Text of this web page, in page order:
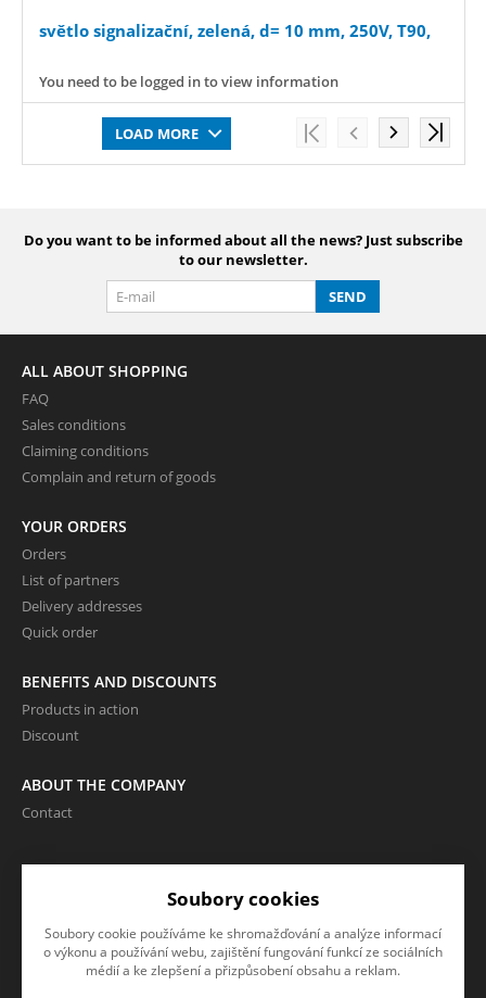
světlo signalizační, zelená, d= 10 mm, 250V, T90,
You need to be logged in to view information
LOAD MORE
Do you want to be informed about all the news? Just subscribe
to our newsletter.
SEND
ALL ABOUT SHOPPING
FAQ
Sales conditions
Claiming conditions
Complain and return of goods
YOUR ORDERS
Orders
List of partners
Delivery addresses
Quick order
BENEFITS AND DISCOUNTS
Products in action
Discount
ABOUT THE COMPANY
Contact
CZK (Kč)
Soubory cookies
Soubory cookie používáme ke shromažďování a analýze informací
o výkonu a používání webu, zajištění fungování funkcí ze sociálních
médií a ke zlepšení a přizpůsobení obsahu a reklam.